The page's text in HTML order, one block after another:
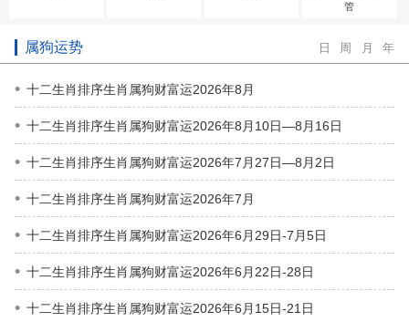
管
属狗运势 日 周 月 年
十二生肖排序生肖属狗财富运2026年8月
十二生肖排序生肖属狗财富运2026年8月10日—8月16日
十二生肖排序生肖属狗财富运2026年7月27日—8月2日
十二生肖排序生肖属狗财富运2026年7月
十二生肖排序生肖属狗财富运2026年6月29日-7月5日
十二生肖排序生肖属狗财富运2026年6月22日-28日
十二生肖排序生肖属狗财富运2026年6月15日-21日